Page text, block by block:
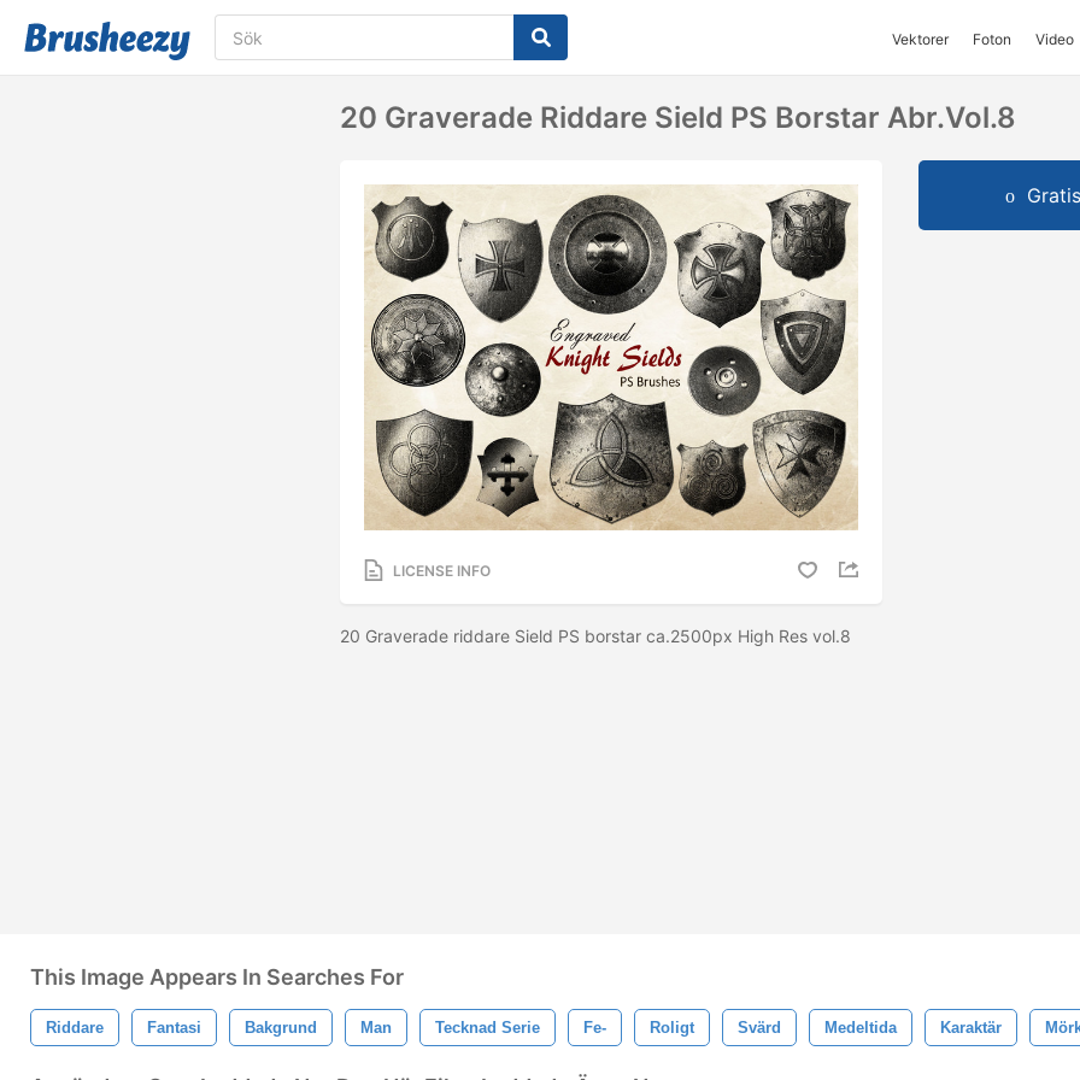
Vektorer Foton Video
20 Graverade Riddare Sield PS Borstar Abr.vol.8
LICENSE INFO
20 Graverade riddare Sield PS borstar ca.2500px High Res vol.8
This Image Appears In Searches For
Riddare Fantasi Bakgrund Man Tecknad Serie Fe- Roligt Svärd Medeltida Karaktär